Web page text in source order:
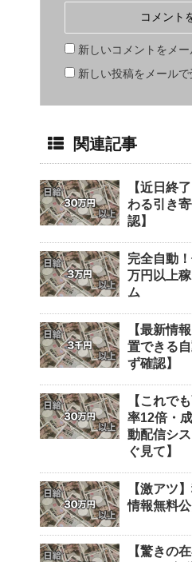
新しいコメントをメ
新しい投稿をメールで
関連記事
【近日終
わる引き
認】
完全自動
万円以上
ム
【最新情
置できる
ず確認】
【これで
率12倍・
動配信シ
ぐ見て】
【激アツ
情報無料公
【驚きの